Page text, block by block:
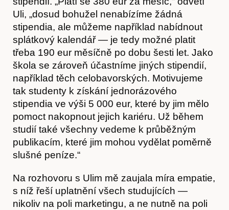
Akce
O nás
Uli, „dosud bohužel nenabízíme žádná
stipendia, ale můžeme například nabídnout
splátkový kalendář — je tedy možné platit
třeba 190 eur měsíčně po dobu šesti let. Jako
škola se zároveň účastníme jiných stipendií,
například těch celobavorských. Motivujeme
tak studenty k získání jednorázového
stipendia ve výši 5 000 eur, které by jim mělo
pomoct nakopnout jejich kariéru. Už během
studií také všechny vedeme k průběžným
publikacím, které jim mohou vydělat poměrně
slušné peníze.“
Na rozhovoru s Ulim mě zaujala míra empatie,
s níž řeší uplatnění všech studujících —
nikoliv na poli marketingu, a ne nutně na poli